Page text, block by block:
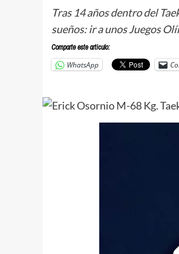
Tras 14 años dentro del
sueños: ir a unos Juegos
Comparte este articulo:
WhatsApp